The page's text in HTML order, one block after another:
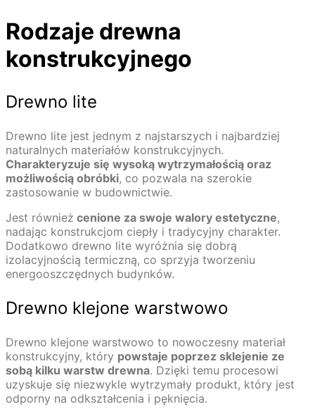
Rodzaje drewna
konstrukcyjnego
Drewno lite
Drewno lite jest jednym z najstarszych i najbardziej
naturalnych materiałów konstrukcyjnych.
Charakteryzuje się wysoką wytrzymałością oraz
możliwością obróbki, co pozwala na szerokie
zastosowanie w budownictwie.
Jest również cenione za swoje walory estetyczne,
nadając konstrukcjom ciepły i tradycyjny charakter.
Dodatkowo drewno lite wyróżnia się dobrą
izolacyjnością termiczną, co sprzyja tworzeniu
energooszczędnych budynków.
Drewno klejone warstwowo
Drewno klejone warstwowo to nowoczesny materiał
konstrukcyjny, który powstaje poprzez sklejenie ze
sobą kilku warstw drewna. Dzięki temu procesowi
uzyskuje się niezwykle wytrzymały produkt, który jest
odporny na odkształcenia i pęknięcia.